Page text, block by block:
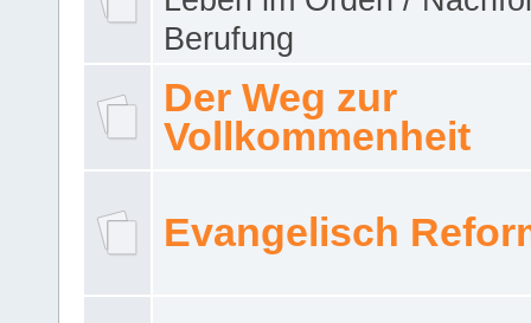
Berufung
Der Weg zur
Vollkommenheit
Evangelisch